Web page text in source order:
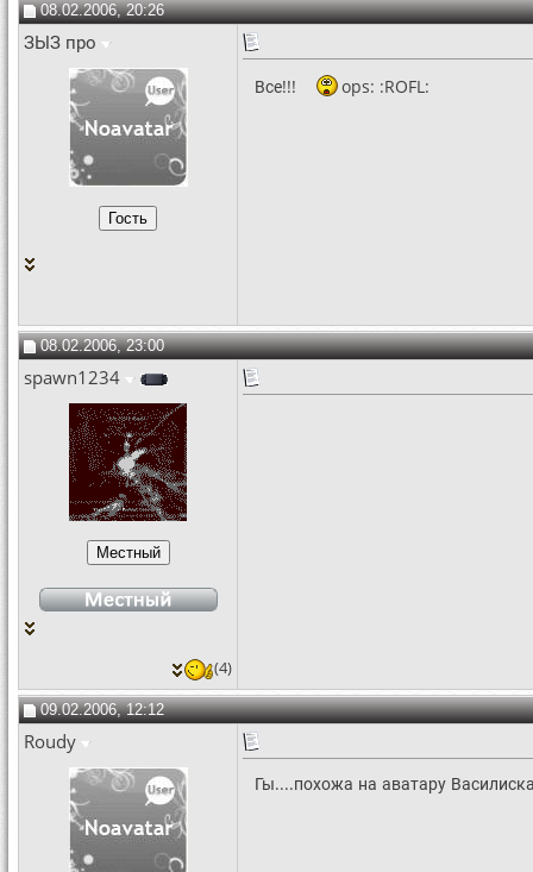
08.02.2006, 20:26
ЗЫЗ про
Все!!! ops: :ROFL:
08.02.2006, 23:00
spawn1234
(4)
09.02.2006, 12:12
Roudy
Гы....похожа на аватару